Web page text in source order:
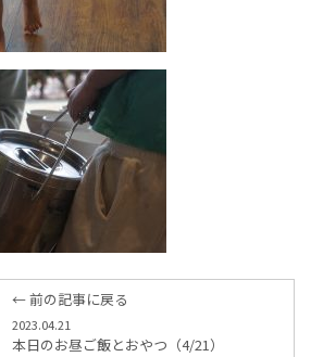
← 前の記事に戻る
2023.04.21
本日のお昼ご飯とおやつ（4/21）